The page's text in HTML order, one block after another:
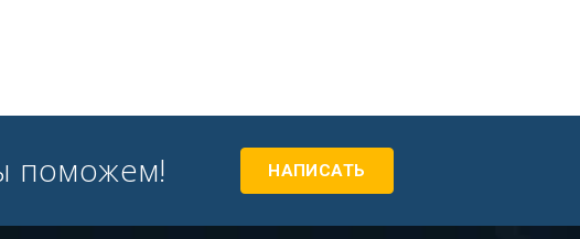
поможем! НАПИСАТЬ